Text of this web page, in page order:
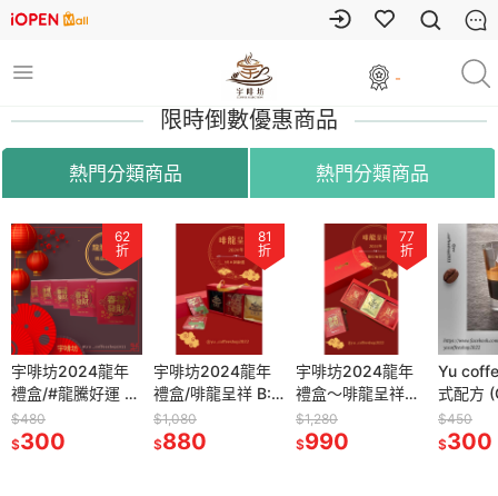
-
限時倒數優惠商品
熱門分類商品 熱門分類商品
62
折
宇啡坊2024龍年
禮盒/#龍騰好運 精
品濾掛組/掛耳咖啡
$480
$300
81
折
宇啡坊2024龍年
禮盒/啡龍呈祥 B:
烘豆師精選組/掛耳
咖啡/自家烘焙
$1,080
$880
77
折
宇啡坊2024龍年
禮盒～啡龍呈祥A:
藝伎咖啡組 濾掛咖
啡/自家烘焙
$1,280
$990
Yu
式配方
響）經
$450
$300
62
折
龍年
好運 精
耳咖啡
宇啡坊2024龍年
禮盒/啡龍呈祥 B:
烘豆師精選組/掛耳
咖啡/自家烘焙
折
宇啡坊2024龍年
禮盒～啡龍呈祥A:
藝伎咖啡組 濾掛咖
啡/自家烘焙
66
折
Yu coffee shop 義
式配方 (G car狂
響）經典曼巴